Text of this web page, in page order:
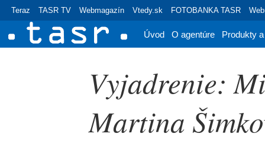
Teraz TASR TV Webmagazín Vtedy.sk FOTOBANKA TASR
Úvod O agentúre Produkty
Vyjadrenie:
Martina